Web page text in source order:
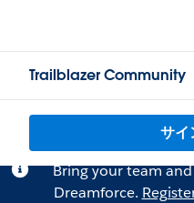
Trailblazer Community
サイ
Bring your team
Dreamforce.